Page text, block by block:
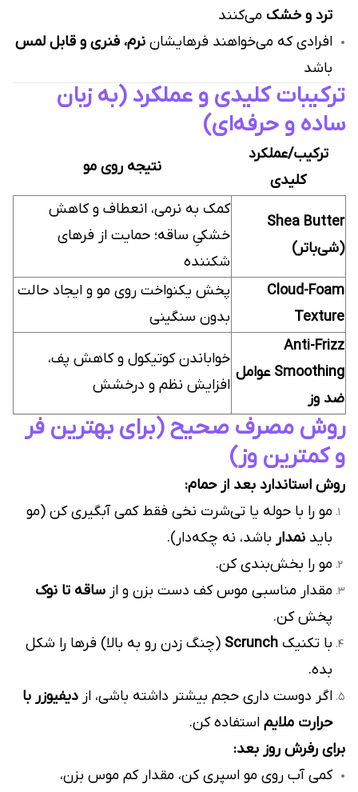
ترد و خشک می‌کنند
افرادی که می‌خواهند فرهایشان نرم، فنری و قابل لمس
باشد
ترکیبات کلیدی و عملکرد (به زبان
ساده و حرفه‌ای)
ترکیب/عملکرد
کلیدی
نتیجه روی مو
Shea Butter
(شی‌باتر)
کمک به نرمی، انعطاف و کاهش
خشکیِ ساقه؛ حمایت از فرهای
شکننده
Cloud-Foam
Texture
پخش یکنواخت روی مو و ایجاد حالت
بدون سنگینی
Anti-Frizz
Smoothing عوامل
ضد وز
خواباندن کوتیکول و کاهش پف،
افزایش نظم و درخشش
روش مصرف صحیح (برای بهترین فر
و کمترین وز)
روش استاندارد بعد از حمام:
مو را با حوله یا تی‌شرت نخی فقط کمی آبگیری کن (مو
باید نمدار باشد، نه چکه‌دار).
مو را بخش‌بندی کن.
مقدار مناسبی موس کف دست بزن و از ساقه تا نوک
پخش کن.
با تکنیک Scrunch (چنگ زدن رو به بالا) فرها را شکل
بده.
اگر دوست داری حجم بیشتر داشته باشی، از دیفیوزر با
حرارت ملایم استفاده کن.
برای رفرش روز بعد:
کمی آب روی مو اسپری کن، مقدار کم موس بزن،